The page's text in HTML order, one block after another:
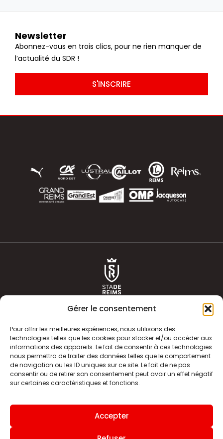
Gérer le consentement
Pour offrir les meilleures expériences, nous utilisons des
technologies telles que les cookies pour stocker et/ou accéder aux
informations des appareils. Le fait de consentir à ces technologies
nous permettra de traiter des données telles que le comportement
de navigation ou les ID uniques sur ce site. Le fait de ne pas
consentir ou de retirer son consentement peut avoir un effet négatif
sur certaines caractéristiques et fonctions.
Accepter
Newsletter
Abonnez-vous en trois clics, pour ne rien manquer de
l’actualité du SDR !
S'INSCRIRE
ACTUALITÉS
CLUB
BOUTIQUE
HISTOIRE
ÉQUIPE PREMIERE
INFOS ET CONTACT